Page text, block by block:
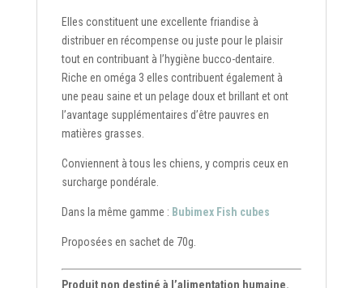
Elles constituent une excellente friandise à
distribuer en récompense ou juste pour le plaisir
tout en contribuant à l’hygiène bucco-dentaire.
Riche en oméga 3 elles contribuent également à
une peau saine et un pelage doux et brillant et ont
l’avantage supplémentaires d’être pauvres en
matières grasses.
Conviennent à tous les chiens, y compris ceux en
surcharge pondérale.
Dans la même gamme : Bubimex Fish cubes
Proposées en sachet de 70g.
Produit non destiné à l’alimentation humaine.